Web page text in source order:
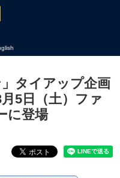
タイアップ企画
5日（土）ファ
に登場